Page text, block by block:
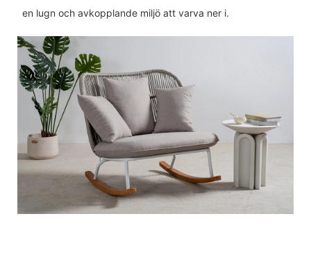
en lugn och avkopplande miljö att varva ner i.